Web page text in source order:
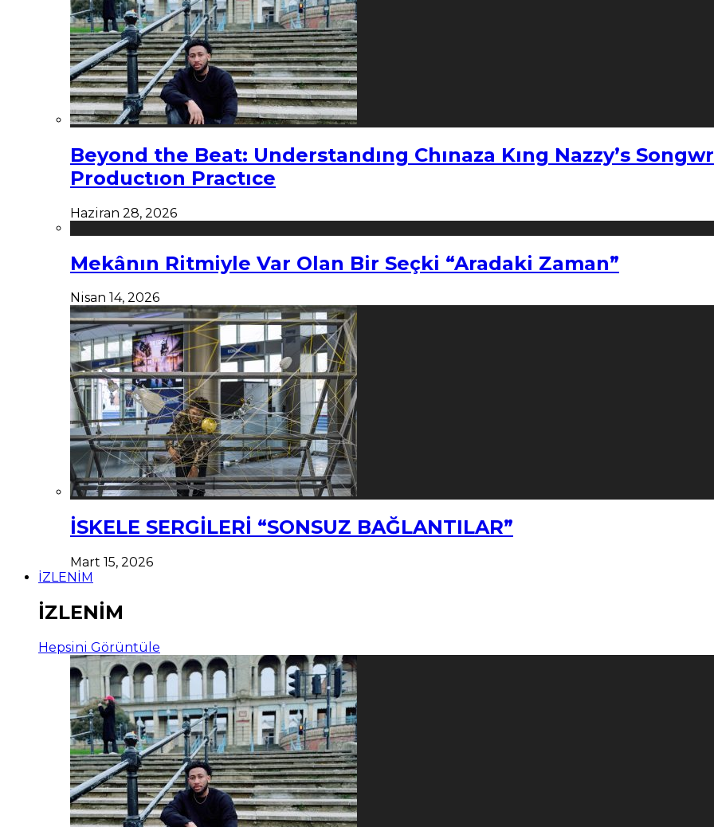
Beyond the Beat: Understandıng Chınaza Kıng Nazzy’s
Productıon Practıce
Haziran 28, 2026
Mekânın Ritmiyle Var Olan Bir Seçki “Aradaki Zaman”
Nisan 14, 2026
İSKELE SERGİLERİ “SONSUZ BAĞLANTILAR”
Mart 15, 2026
İZLENİM
İZLENİM
Hepsini Görüntüle